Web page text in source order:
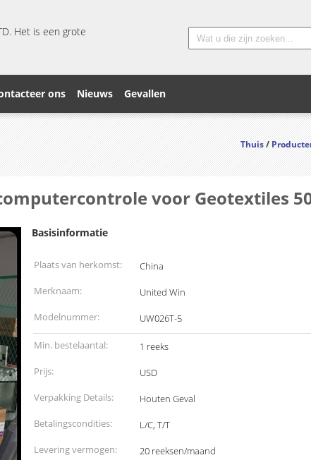
Het is een grote
ons Nieuws Gevallen
Thuis/
voor Geotextiles
Basisinformatie
Plaats van herkomst:
China
Merknaam:
United Win
Modelnummer:
UW026T-5
Min. bestelaantal:
1 reeks
Prijs:
USD
Verpakking Details:
Houten Geval
Betalingscondities:
L/C, T/T
Levering vermogen:
20 reeksen/maand